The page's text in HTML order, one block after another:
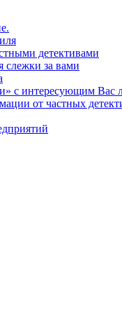
детективами
слежки за вами
с интересующим Вас
от частных